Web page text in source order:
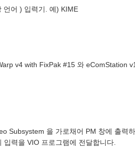
언어 ) 입력기. 예) KIME
v4 with FixPak #15 와 eComStation
Subsystem 을 가로채어 PM 창에 출력
력을 VIO 프로그램에 전달합니다.